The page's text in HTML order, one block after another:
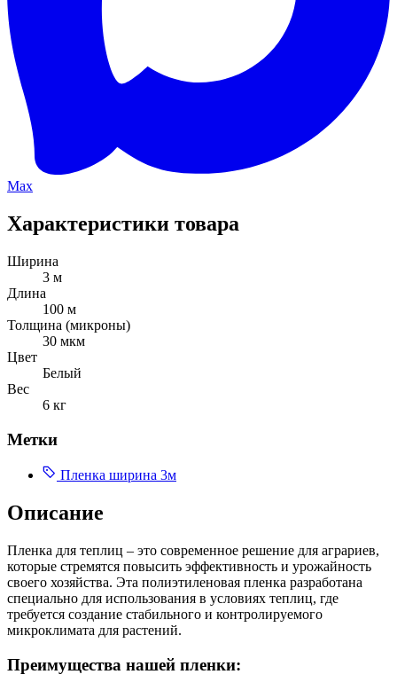
Max
Характеристики товара
Ширина
3 м
Длина
100 м
Толщина (микроны)
30 мкм
Цвет
Белый
Вес
6 кг
Метки
Пленка ширина 3м
Описание
Пленка для теплиц – это современное решение для аграриев,
которые стремятся повысить эффективность и урожайность
своего хозяйства. Эта полиэтиленовая пленка разработана
специально для использования в условиях теплиц, где
требуется создание стабильного и контролируемого
микроклимата для растений.
Преимущества нашей пленки: